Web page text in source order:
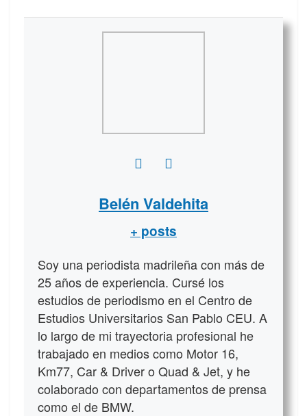
Belén Valdehita
+ posts
Soy una periodista madrileña con más de
25 años de experiencia. Cursé los
estudios de periodismo en el Centro de
Estudios Universitarios San Pablo CEU. A
lo largo de mi trayectoria profesional he
trabajado en medios como Motor 16,
Km77, Car & Driver o Quad & Jet, y he
colaborado con departamentos de prensa
como el de BMW.